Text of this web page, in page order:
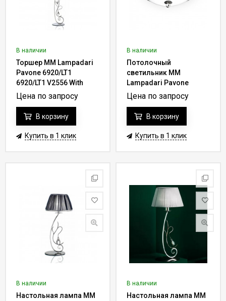
В наличии
Торшер MM Lampadari
Pavone 6920/LT1
6920/LT1 V2556 With
Organza
Цена по запросу
В корзину
Купить в 1 клик
В наличии
Потолочный
светильник MM
Lampadari Pavone
6920/P3-01 V2556
Цена по запросу
В корзину
Купить в 1 клик
В наличии
Настольная лампа MM
В наличии
Настольная лампа MM